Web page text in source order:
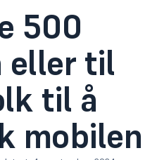
500
eller til
til å
mobilen